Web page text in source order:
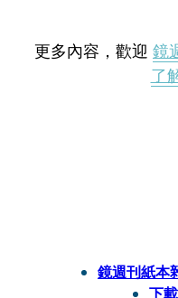
更多內容，歡迎 鏡
了
鏡週刊紙本
下